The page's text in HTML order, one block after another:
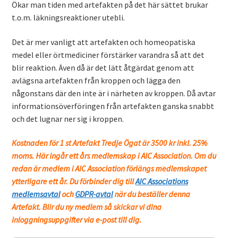
Ökar man tiden med artefakten på det här sättet brukar
t.o.m. läkningsreaktioner utebli.
Det är mer vanligt att artefakten och homeopatiska
medel eller örtmediciner förstärker varandra så att det
blir reaktion. Även då är det lätt åtgärdat genom att
avlägsna artefakten från kroppen och lägga den
någonstans där den inte är i närheten av kroppen. Då avtar
informationsöverföringen från artefakten ganska snabbt
och det lugnar ner sig i kroppen.
Kostnaden för 1 st Artefakt Tredje Ögat är 3500 kr inkl. 25%
moms. Här ingår ett års medlemskap i AIC Association. Om du
redan är medlem i AIC Association förlängs medlemskapet
ytterligare ett år. Du förbinder dig tillAIC Associations
medlemsavtalochGDPR-avtalnär du beställer denna
Artefakt. Blir du ny medlem så skickar vi dina
inloggningsuppgifter via e-post till dig.